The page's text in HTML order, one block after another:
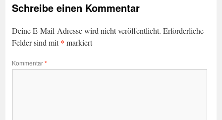
Schreibe einen Kommentar
Deine E-Mail-Adresse wird nicht veröffentlicht. Erforderliche
Felder sind mit* markiert
Kommentar*